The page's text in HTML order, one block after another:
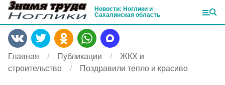
Новости: Ноглики и
Сахалинская область
Главная Публикации
ЖКХ и
строительство
Поздравили тепло и красиво